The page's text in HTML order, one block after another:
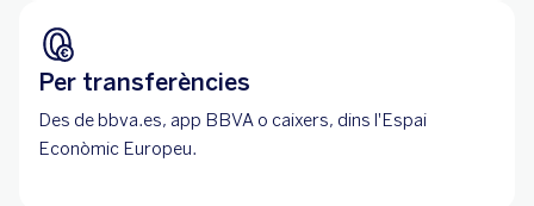
Per transferències
Des de bbva.es, app BBVA o caixers, dins l'Espai
Econòmic Europeu.